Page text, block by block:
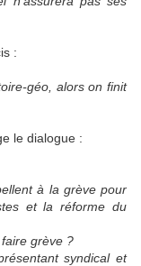
:
géo, alors on finit
le dialogue :
à la grève pour
et la réforme du
grève ?
syndical et